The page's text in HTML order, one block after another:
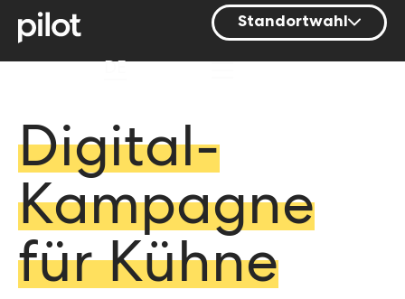
Standortwahl
Berlin
Nürnberg
Stuttgart
Zürich
Digital-
Kampagne
für Kühne